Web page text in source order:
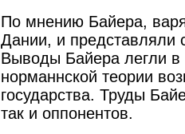
По мнению Байера,
Дании, и представляли
Выводы Байера легли в
норманнской теории
государства. Труды
так и оппонентов.